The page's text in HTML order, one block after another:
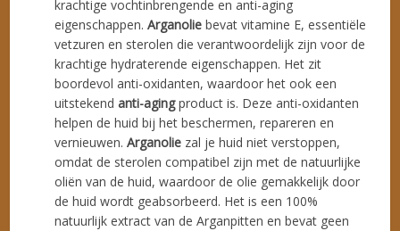
krachtige vochtinbrengende en anti-aging
eigenschappen.Arganolie bevat vitamine E, essentiële
vetzuren en sterolen die verantwoordelijk zijn voor de
krachtige hydraterende eigenschappen. Het zit
boordevol anti-oxidanten, waardoor het ook een
uitstekendanti-agingproduct is. Deze anti-oxidanten
helpen de huid bij het beschermen, repareren en
vernieuwen.Arganolie zal je huid niet verstoppen,
omdat de sterolen compatibel zijn met de natuurlijke
oliën van de huid, waardoor de olie gemakkelijk door
de huid wordt geabsorbeerd. Het is een 100%
natuurlijk extract van de Arganpitten en bevat geen